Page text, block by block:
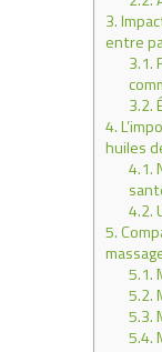
3.
entre
3.1.
3.2.
4.
huiles
4.1.
4.2.
5.
5.1.
5.2.
5.3.
5.4.